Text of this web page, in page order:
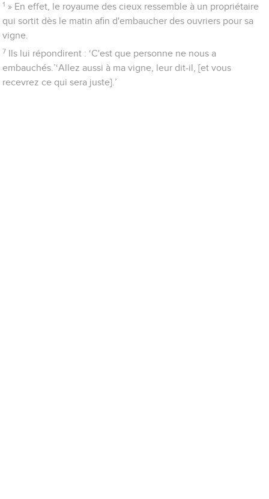
1 » En effet, le royaume des cieux ressemble à un propriétaire
qui sortit dès le matin afin d'embaucher des ouvriers pour sa
vigne.
7
Ils lui répondirent : ‘C'est que personne ne nous a
embauchés.’‘Allez aussi à ma vigne, leur dit-il, [et vous
recevrez ce qui sera juste].’